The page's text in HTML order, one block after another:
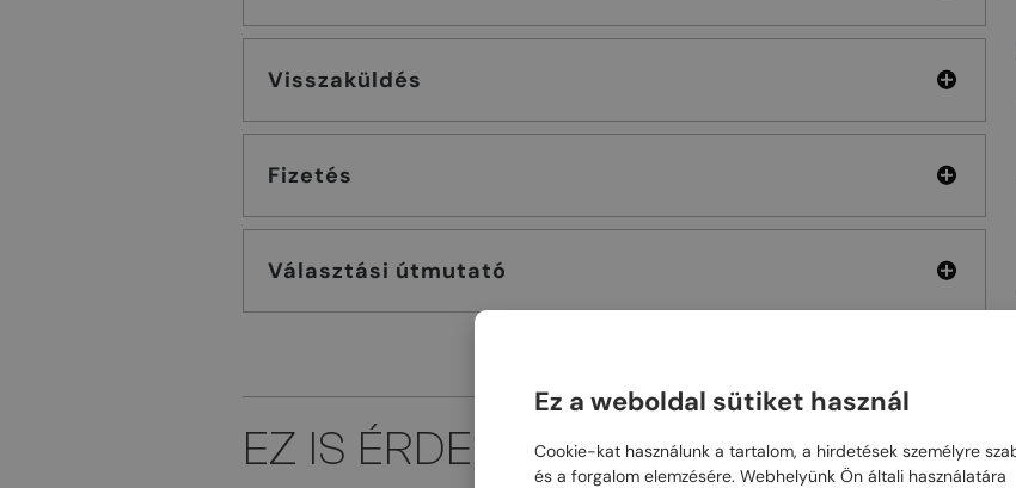
Visszaküldés
Fizetés
Választási útmutató
EZ IS ÉRDEKELHET
Ez a weboldal sütiket használ
Cookie-kat használunk a tartalom, a hirdetések személyre
és a forgalom elemzésére. Webhelyünk Ön általi használatára